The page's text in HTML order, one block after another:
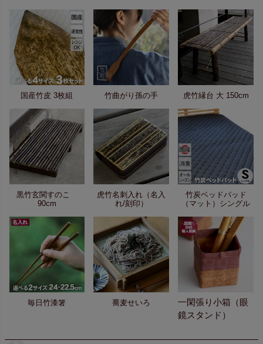
国産竹皮 3枚組 竹曲がり孫の手 虎竹縁台 大 150cm
黒竹玄関すのこ
90cm
虎竹名刺入れ（名入
れ/刻印）
竹炭ベッドパッド
（マット）シングル
毎日竹漆箸 蕎麦せいろ
一閑張り小箱（眼
鏡スタンド）